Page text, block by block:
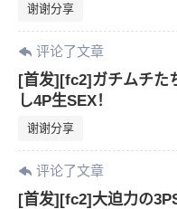
谢谢分享
评论了文章
[首发][fc2]ガチムチた
し4P生SEX！
谢谢分享
评论了文章
[首发][fc2]大迫力の